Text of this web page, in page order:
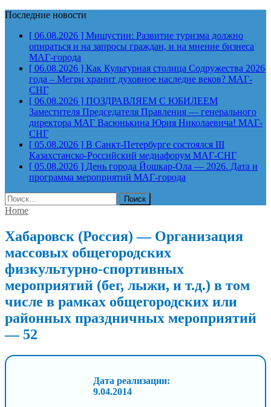
Последние новости
[ 06.08.2026 ] Мишустин: Развитие туризма должно
опираться и на запросы граждан, и на мнение бизнеса
МАГ-города
[ 06.08.2026 ] Как Культурная столица Содружества 2026
года – Мегри хранит духовное наследие веков? МАГ-
СНГ
[ 06.08.2026 ] ПОЗДРАВЛЯЕМ С ЮБИЛЕЕМ
Заместителя Председателя Правления — генерального
директора МАГ Васюнькина Юрия Николаевича! МАГ-
СНГ
[ 05.08.2026 ] В Санкт-Петербурге состоялся III
Казахстанско-Российский медиафорум МАГ-СНГ
[ 05.08.2026 ] День города Йошкар-Ола — 2026. Дата и
программа мероприятий МАГ-города
Найти:
Home
Хабаровск (Россия) — Организация
массовых общегородских
физкультурно-спортивных
мероприятий (бег, лыжи, и т.д.) в том
числе в рамках общегородских или
районных праздничных мероприятий
— 52
Дата реализации:
9.04.2014